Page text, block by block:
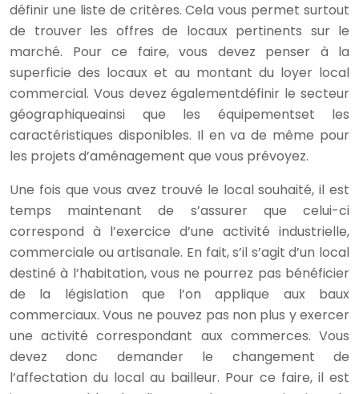
définir une liste de critères. Cela vous permet surtout
de trouver les offres de locaux pertinents sur le
marché. Pour ce faire, vous devez penser à la
superficie des locaux et au montant du loyer local
commercial. Vous devez égalementdéfinir le secteur
géographiqueainsi que les équipementset les
caractéristiques disponibles. Il en va de même pour
les projets d’aménagement que vous prévoyez.
Une fois que vous avez trouvé le local souhaité, il est
temps maintenant de s’assurer que celui-ci
correspond à l’exercice d’une activité industrielle,
commerciale ou artisanale. En fait, s’il s’agit d’un local
destiné à l’habitation, vous ne pourrez pas bénéficier
de la législation que l’on applique aux baux
commerciaux. Vous ne pouvez pas non plus y exercer
une activité correspondant aux commerces. Vous
devez donc demander le changement de
l’affectation du local au bailleur. Pour ce faire, il est